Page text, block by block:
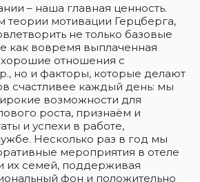
– наша главная ценность.
теории мотивации Герцберга,
не только базовые
как вовремя выплаченная
хорошие отношения с
но и факторы, которые делают
счастливее каждый день: мы
возможности для
роста, признаём и
и успехи в работе,
Несколько раз в год мы
мероприятия в отеле
их семей, поддерживая
фон и положительно